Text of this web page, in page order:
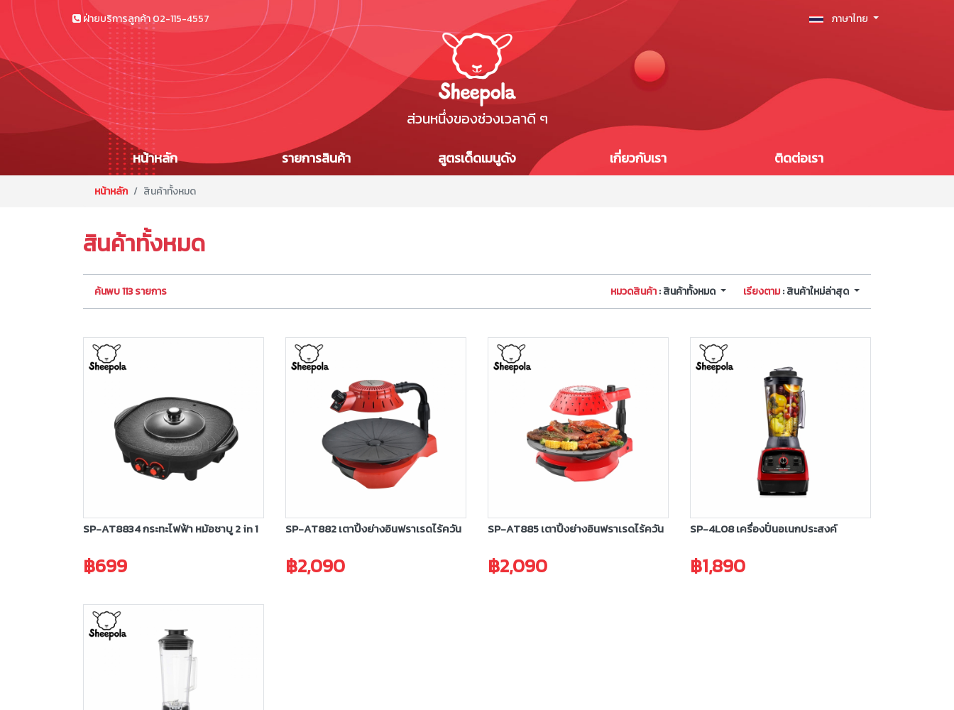
ฝ่ายบริการลูกค้า02-115-4557 ภาษาไทย
ส่วนหนึ่งของช่วงเวลาดี ๆ
หน้าหลัก รายการสินค้า สูตรเด็ดเมนูดัง เกี่ยวกับเรา ติดต่อเรา
หน้าหลัก สินค้าทั้งหมด
สินค้าทั้งหมด
ค้นพบ 113 รายการ หมวดสินค้า: สินค้าทั้งหมด เรียงตาม: สินค้าใหม่ล่าสุด
SP-AT8834 กระทะไฟฟ้า หม้อชาบู 2 in 1
฿699
SP-AT882 เตาปิ้งย่างอินฟราเรดไร้ควัน
฿2,090
SP-AT885 เตาปิ้งย่างอินฟราเรดไร้ควัน
฿2,090
SP-4L08 เครื่องปั่นอเนกประสงค์
฿1,890